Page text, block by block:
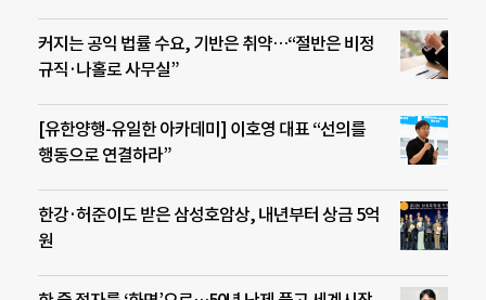
커지는 공익 법률 수요, 기반은 취약…“절반은 비정
규직·나홀로 사무실”
[유한양행-유일한 아카데미] 이호영 대표 “선의를
행동으로 연결하라”
한강·허준이도 받은 삼성호암상, 내년부터 상금 5억
원